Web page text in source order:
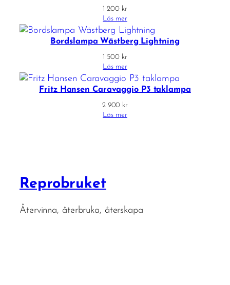
1 200 kr
Läs mer
Bordslampa Wästberg Lightning
1 500 kr
Läs mer
Fritz Hansen Caravaggio P3 taklampa
2 900 kr
Läs mer
Reprobruket
Återvinna, återbruka, återskapa